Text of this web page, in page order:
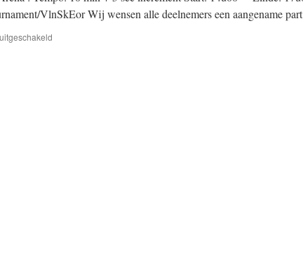
VlnSkEor Wij wensen alle deelnemers een aangename